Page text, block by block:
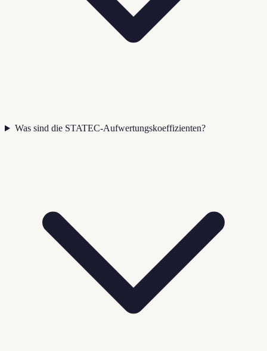
Was sind die STATEC-Aufwertungskoeffizienten?